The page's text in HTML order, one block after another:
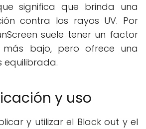
significa que brinda una
contra los rayos UV. Por
suele tener un factor
bajo, pero ofrece una
equilibrada.
y uso
y utilizar el Black out y el